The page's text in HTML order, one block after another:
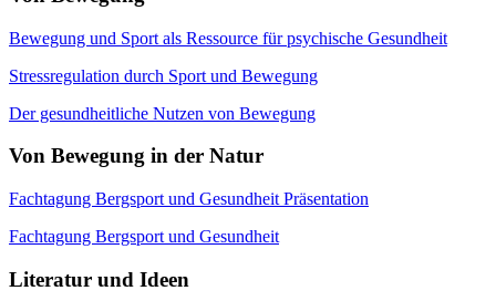
Bewegung und Sport als Ressource für psychische Gesundheit
Stressregulation durch Sport und Bewegung
Der gesundheitliche Nutzen von Bewegung
Von Bewegung in der Natur
Fachtagung Bergsport und Gesundheit Präsentation
Fachtagung Bergsport und Gesundheit
Literatur und Ideen